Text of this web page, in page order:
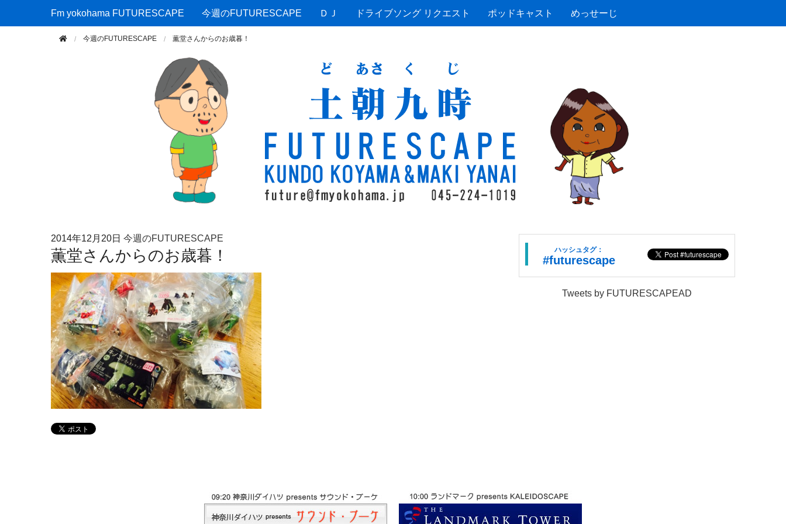
Fm yokohama FUTURESCAPE
Fm yokohama FUTURESCAPE 今週のFUTURESCAPE ＤＪ ドライブソング リクエスト ポッドキャスト めっせーじ
今週のFUTURESCAPE 薫堂さんからのお歳暮！
2014年12月20日 今週のFUTURESCAPE
薫堂さんからのお歳暮！ ハッシュタグ：
#futurescape
Tweets by FUTURESCAPEAD